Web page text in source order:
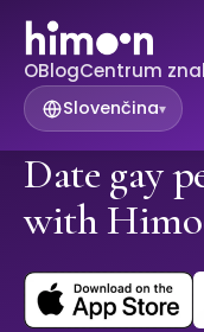
OBlogCentrum
Slovenčina▾
Date gay
with